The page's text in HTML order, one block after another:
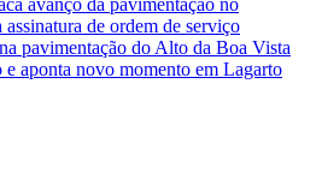
avanço da pavimentação no
de ordem de serviço
pavimentação do Alto da Boa Vista
aponta novo momento em Lagarto